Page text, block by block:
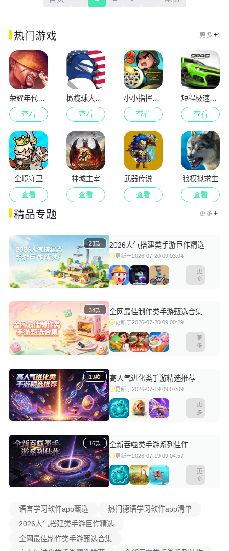
热门游戏 更多 +.
荣耀年代武士
查看
橄榄球大作战
查看
小小指挥官2
查看
短程极速赛车
查看
全境守卫
查看
神域主宰
查看
查看
狼模拟求生
查看
精品专题 更多 +.
23款 2026人气搭建类手游巨作精选
更新于2026-07-20 09:03:04
更
多
34款 全网最佳制作类手游甄选合集
更新于2026-07-20 09:00:29
更
多
19款 高人气进化类手游精选推荐
更新于2026-07-19 09:07:09
更
多
16款 全新吞噬类手游系列佳作
更新于2026-07-19 09:04:57
更
多
语言学习软件app甄选
热门德语学习软件app清单
2026人气搭建类手游巨作精选
全网最佳制作类手游甄选合集